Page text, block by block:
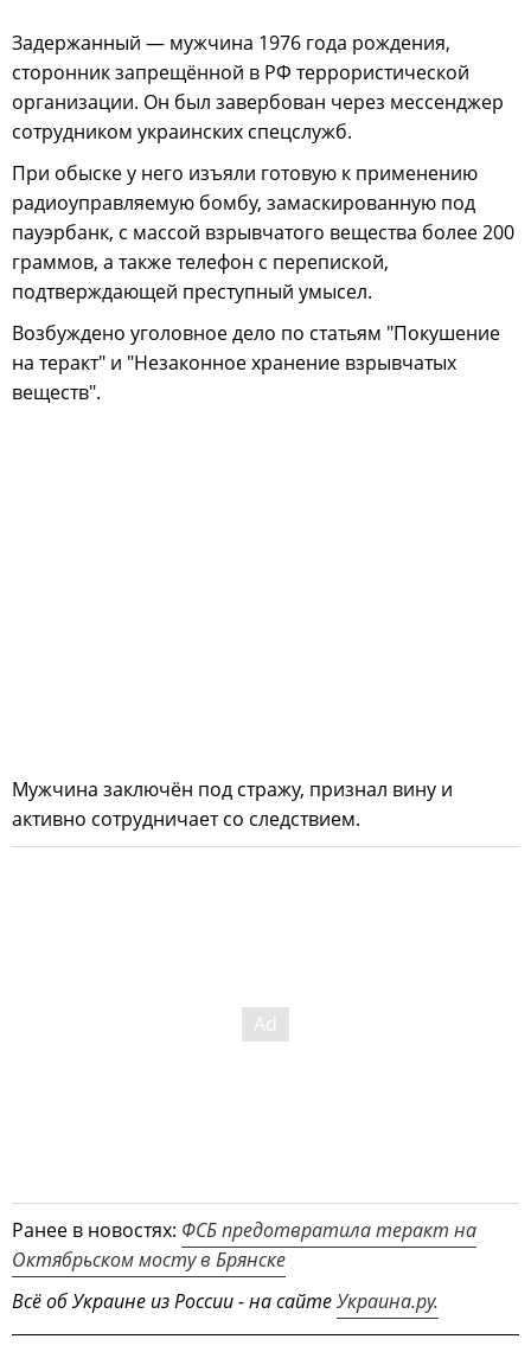
Задержанный — мужчина 1976 года рождения,
сторонник запрещённой в РФ террористической
организации. Он был завербован через мессенджер
сотрудником украинских спецслужб.
При обыске у него изъяли готовую к применению
радиоуправляемую бомбу, замаскированную под
пауэрбанк, с массой взрывчатого вещества более 200
граммов, а также телефон с перепиской,
подтверждающей преступный умысел.
Возбуждено уголовное дело по статьям "Покушение
на теракт" и "Незаконное хранение взрывчатых
веществ".
Мужчина заключён под стражу, признал вину и
активно сотрудничает со следствием.
Ранее в новостях: ФСБ предотвратила теракт на
Октябрьском мосту в Брянске
Всё об Украине из России - на сайтеУкраина.ру.